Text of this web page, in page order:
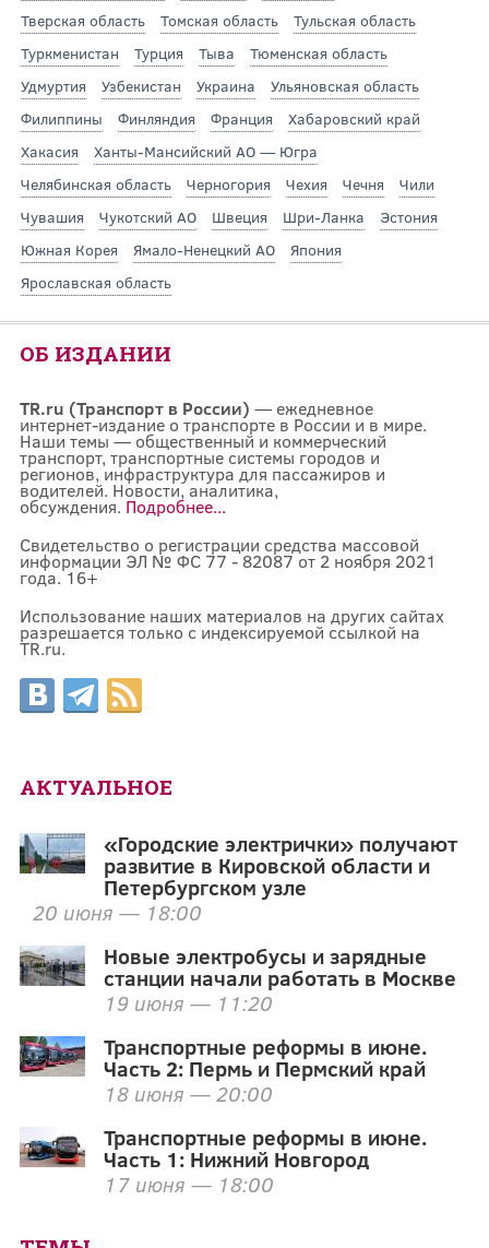
Тверская область
Томская область
Тульская область
Туркменистан
Турция Тыва
Тюменская область
Удмуртия
Узбекистан Украина
Ульяновская область
Филиппины
Финляндия Франция
Хабаровский край
Хакасия
Ханты-Мансийский АО — Югра
Челябинская область
Черногория Чехия Чечня
Чили
Чувашия
Чукотский АО Швеция Шри-Ланка
Эстония
Южная Корея
Ямало-Ненецкий АО
Япония
Ярославская область
ОБ ИЗДАНИИ
TR.ru (Транспорт в России) — ежедневное
интернет-издание о транспорте в России и в мире.
Наши темы — общественный и коммерческий
транспорт, транспортные системы городов и
регионов, инфраструктура для пассажиров и
водителей. Новости, аналитика,
обсуждения. Подробнее...
Свидетельство о регистрации средства массовой
информации ЭЛ № ФС 77 - 82087 от 2 ноября 2021
года. 16+
Использование наших материалов на других сайтах
разрешается только с индексируемой ссылкой на
TR.ru.
АКТУАЛЬНОЕ
«Городские электрички» получают
развитие в Кировской области и
Петербургском узле
20 июня — 18:00
Новые электробусы и зарядные
станции начали работать в Москве
19 июня — 11:20
Транспортные реформы в июне.
Часть 2: Пермь и Пермский край
18 июня — 20:00
Транспортные реформы в июне.
Часть 1: Нижний Новгород
17 июня — 18:00